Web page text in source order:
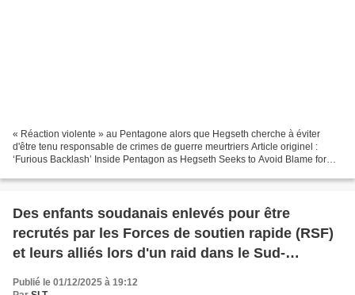
« Réaction violente » au Pentagone alors que Hegseth cherche à éviter
d'être tenu responsable de crimes de guerre meurtriers Article originel :
‘Furious Backlash’ Inside Pentagon as Hegseth Seeks to Avoid Blame for
Des enfants soudanais enlevés pour être
recrutés par les Forces de soutien rapide (RSF)
et leurs alliés lors d'un raid dans le Sud-
Kordofan (MEE)
Publié le 01/12/2025 à 19:12